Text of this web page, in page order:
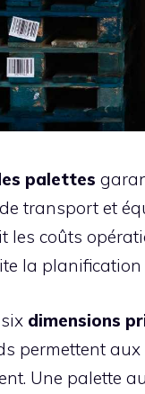
palettes
transport et
les coûts
la
dimensions
permettent
Une palette